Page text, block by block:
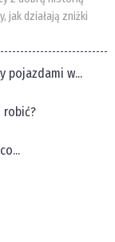
jak działają zniżki
pojazdami w...
robić?